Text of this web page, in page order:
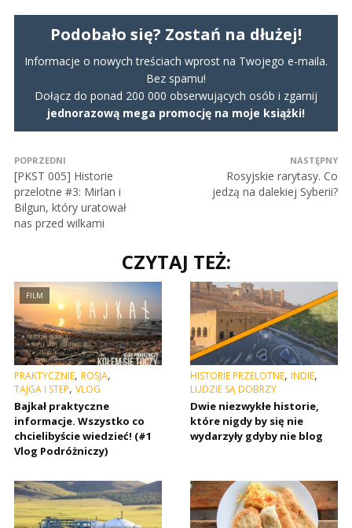
Podobało się? Zostań na dłużej!
Informacje o nowych treściach wprost na Twojego e-maila.
Bez spamu!
Dołącz do ponad 200 000 obserwujących osób i zgarnij
jednorazową mega promocję na moje książki!
POPRZEDNI
[PKST 005] Historie
przelotne #3: Mirlan i
Bilgun, który uratował
nas przed wilkami
NASTĘPNY
Rosyjskie rarytasy. Co
jedzą na dalekiej Syberii?
CZYTAJ TEŻ:
FILM
PRAKTYCZNIE, ROSJA,
TAJGA I STEP, VLOG
Bajkał praktyczne
informacje. Wszystko co
chcielibyście wiedzieć! (#1
Vlog Podróżniczy)
HISTORIE PRZELOTNE, INDIE,
LUDZIE SĄ DOBRZY
Dwie niezwykłe historie,
które nigdy by się nie
wydarzyły gdyby nie blog